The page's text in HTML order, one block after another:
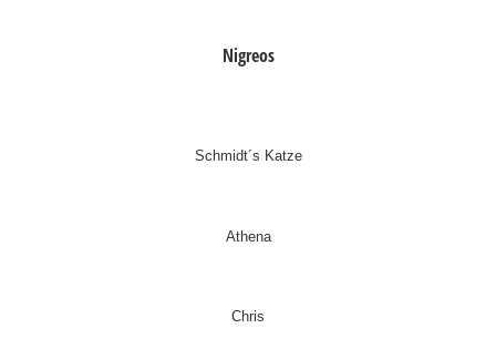
Nigreos
Schmidt´s Katze
Athena
Chris